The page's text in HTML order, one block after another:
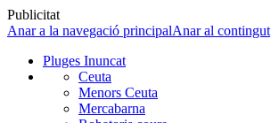
Publicitat
Anar a la navegació principalAnar al contingut
Pluges Inuncat
Ceuta
Menors Ceuta
Mercabarna